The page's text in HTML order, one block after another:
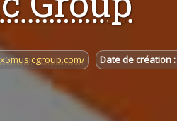
Date de création :